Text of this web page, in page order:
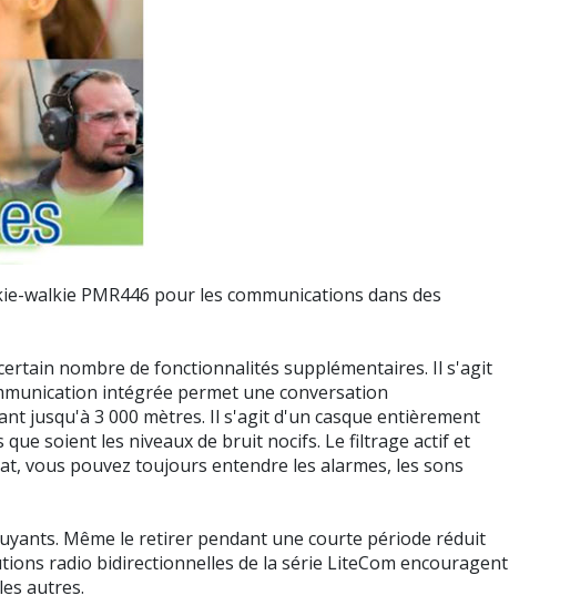
walkie PMR446 pour les communications dans des
nombre de fonctionnalités supplémentaires. Il s'agit
intégrée permet une conversation
jusqu'à 3 000 mètres. Il s'agit d'un casque entièrement
soient les niveaux de bruit nocifs. Le filtrage actif et
vous pouvez toujours entendre les alarmes, les sons
Même le retirer pendant une courte période réduit
radio bidirectionnelles de la série LiteCom encouragent
autres.